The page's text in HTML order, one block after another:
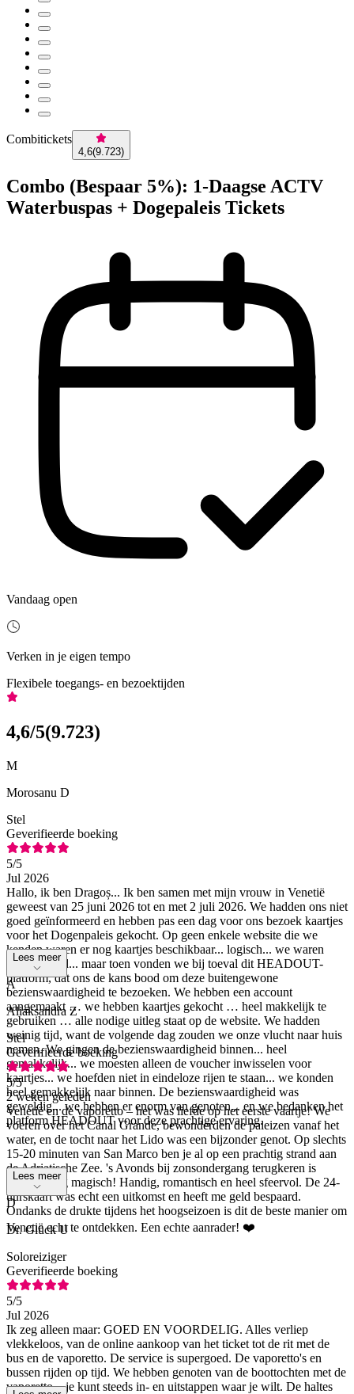
Combitickets
4,6(9.723)
Combo (Bespaar 5%): 1-Daagse ACTV
Waterbuspas + Dogepaleis Tickets
Vandaag open
Verken in je eigen tempo
Flexibele toegangs- en bezoektijden
4,6/5(9.723)
M
Morosanu D
Stel
Geverifieerde boeking
5/5
Jul 2026
Hallo, ik ben Dragoș... Ik ben samen met mijn vrouw in Venetië
geweest van 25 juni 2026 tot en met 2 juli 2026. We hadden ons niet
goed geïnformeerd en hebben pas een dag voor ons bezoek kaartjes
voor het Dogenpaleis gekocht. Op geen enkele website die we
kenden waren er nog kaartjes beschikbaar... logisch... we waren
teleurgesteld... maar toen vonden we bij toeval dit HEADOUT-
platform, dat ons de kans bood om deze buitengewone
bezienswaardigheid te bezoeken. We hebben een account
aangemaakt … we hebben kaartjes gekocht … heel makkelijk te
gebruiken … alle nodige uitleg staat op de website. We hadden
weinig tijd, want de volgende dag zouden we onze vlucht naar huis
nemen. We gingen de bezienswaardigheid binnen... heel
gemakkelijk... we moesten alleen de voucher inwisselen voor
kaartjes... we hoefden niet in eindeloze rijen te staan... we konden
heel gemakkelijk naar binnen. De bezienswaardigheid was
geweldig... we hebben er enorm van genoten... en we bedanken het
platform HEADOUT voor deze prachtige ervaring.
Lees meer
A
Aliaksandra Z
Stel
Geverifieerde boeking
5/5
2 weken geleden
Venetië en de vaporetto – het was liefde op het eerste vaartje! We
voeren over het Canal Grande, bewonderden de paleizen vanaf het
water, en de tocht naar het Lido was een bijzonder genot. Op slechts
15-20 minuten van San Marco ben je al op een prachtig strand aan
de Adriatische Zee. 's Avonds bij zonsondergang terugkeren is
gewoonweg magisch! Handig, romantisch en heel sfeervol. De 24-
uurskaart was echt een uitkomst en heeft me geld bespaard.
Ondanks de drukte tijdens het hoogseizoen is dit de beste manier om
Venetië echt te ontdekken. Een echte aanrader! ❤️
Lees meer
D
Dr. Glück U
Soloreiziger
Geverifieerde boeking
5/5
Jul 2026
Ik zeg alleen maar: GOED EN VOORDELIG. Alles verliep
vlekkeloos, van de online aankoop van het ticket tot de rit met de
bus en de vaporetto. De service is supergoed. De vaporetto's en
bussen rijden op tijd. We hebben genoten van de boottochten met de
vaporetto... je kunt steeds in- en uitstappen waar je wilt. De haltes